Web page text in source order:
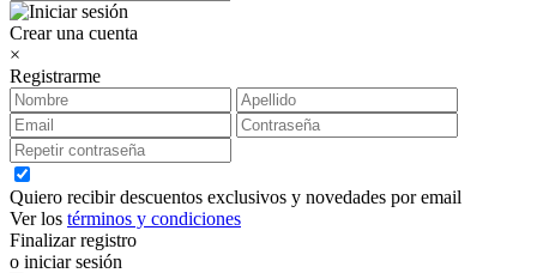
Crear una cuenta
×
Registrarme
Quiero recibir descuentos exclusivos y novedades por email
Ver los términos y condiciones
Finalizar registro
o iniciar sesión